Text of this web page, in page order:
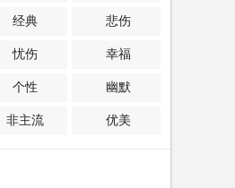
经典 悲伤
忧伤 幸福
个性 幽默
非主流 优美